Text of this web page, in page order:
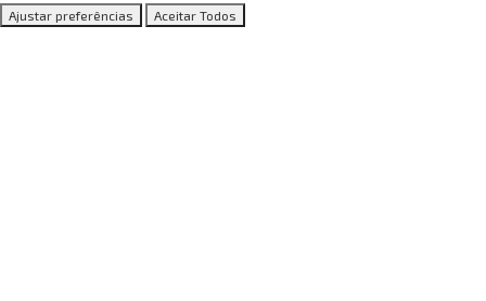
Ajustar preferências Aceitar Todos